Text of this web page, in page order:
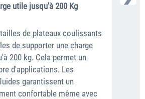
utile jusqu'à 200 Kg
de plateaux coulissants
de supporter une charge
200 kg. Cela permet un
d'applications. Les
garantissent un
confortable même avec